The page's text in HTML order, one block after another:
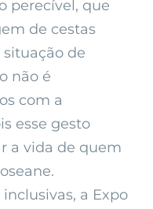
perecível, que
de cestas
de
não é
com a
esse gesto
a vida de quem
a Expo